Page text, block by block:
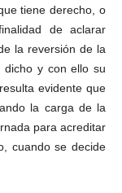
tiene derecho, o
de aclarar
la reversión de la
y con ello su
evidente que
la carga de la
para acreditar
cuando se decide